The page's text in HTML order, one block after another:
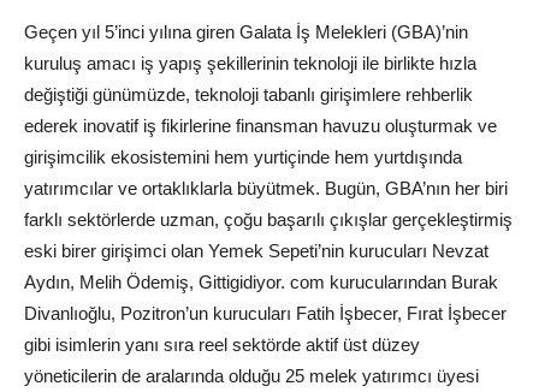
Geçen yıl 5’inci yılına giren Galata İş Melekleri (GBA)’nin
kuruluş amacı iş yapış şekillerinin teknoloji ile birlikte hızla
değiştiği günümüzde, teknoloji tabanlı girişimlere rehberlik
ederek inovatif iş fikirlerine finansman havuzu oluşturmak ve
girişimcilik ekosistemini hem yurtiçinde hem yurtdışında
yatırımcılar ve ortaklıklarla büyütmek. Bugün, GBA’nın her biri
farklı sektörlerde uzman, çoğu başarılı çıkışlar gerçekleştirmiş
eski birer girişimci olan Yemek Sepeti’nin kurucuları Nevzat
Aydın, Melih Ödemiş, Gittigidiyor. com kurucularından Burak
Divanlıoğlu, Pozitron’un kurucuları Fatih İşbecer, Fırat İşbecer
gibi isimlerin yanı sıra reel sektörde aktif üst düzey
yöneticilerin de aralarında olduğu 25 melek yatırımcı üyesi